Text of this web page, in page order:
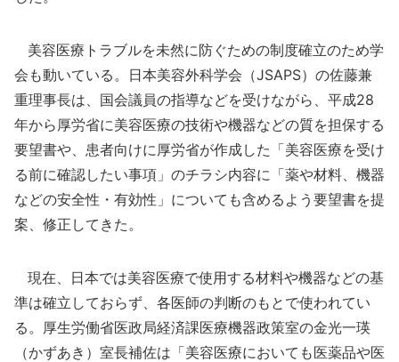
美容医療トラブルを未然に防ぐための制度確立のため学
会も動いている。日本美容外科学会（JSAPS）の佐藤兼
重理事長は、国会議員の指導などを受けながら、平成28
年から厚労省に美容医療の技術や機器などの質を担保する
要望書や、患者向けに厚労省が作成した「美容医療を受け
る前に確認したい事項」のチラシ内容に「薬や材料、機器
などの安全性・有効性」についても含めるよう要望書を提
案、修正してきた。
現在、日本では美容医療で使用する材料や機器などの基
準は確立しておらず、各医師の判断のもとで使われてい
る。厚生労働省医政局経済課医療機器政策室の金光一瑛
（かずあき）室長補佐は「美容医療においても医薬品や医